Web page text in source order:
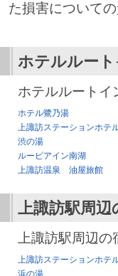
た損害について
ホテルルー
ホテルルートイ
ホテル鷺乃湯
上諏訪ステーションホテ
渋の湯
ルーピアイン南湖
上諏訪温泉 油屋旅館
上諏訪駅周辺
上諏訪駅周辺
上諏訪ステーションホテ
浜の湯